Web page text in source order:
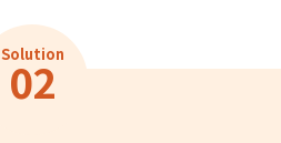
Solution
02